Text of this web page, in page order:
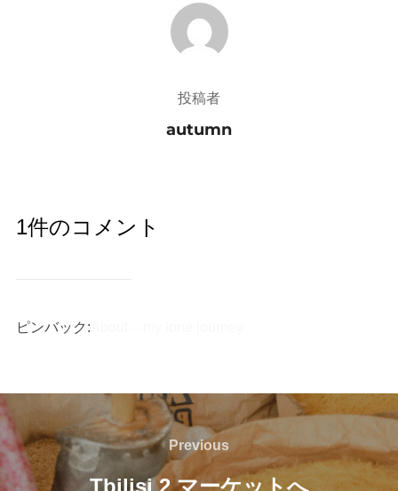
投稿者
投稿者
autumn
1件のコメント
ピンバック:
投
稿
Previous
Previous
Tbilisi 2 マーケットへ